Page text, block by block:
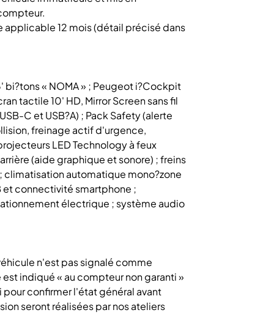
12 mois (détail précisé dans
bi?tons « NOMA » ; Peugeot i?Cockpit
tactile 10' HD, Mirror Screen sans fil
C et USB?A) ; Pack Safety (alerte
freinage actif d'urgence,
LED Technology à feux
(aide graphique et sonore) ; freins
climatisation automatique mono?zone
et connectivité smartphone ;
électrique ; système audio
n'est pas signalé comme
indiqué « au compteur non garanti »
pour confirmer l'état général avant
seront réalisées par nos ateliers